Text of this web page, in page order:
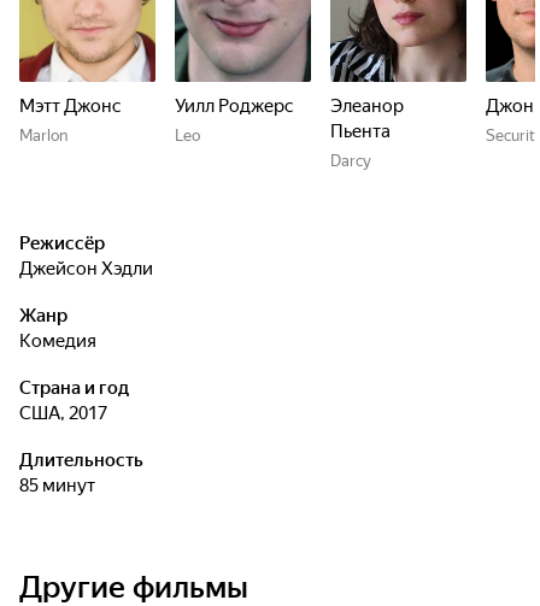
Мэтт Джонс
Marlon
Уилл Роджерс
Leo
Элеанор
Пьента
Darcy
Режиссёр
Джейсон Хэдли
Жанр
комедия
Страна и год
США, 2017
Длительность
85 минут
Другие фильмы